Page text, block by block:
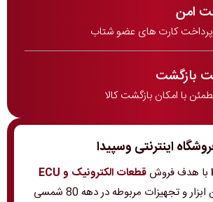
امن
کارت های عضو شتاب
بازگشت
با امکان بازگشت کالا
اینترنتی وسپیدا
با هدف فروش
قطعات الکترونیک و ECU
و همچنین ابزار و تجهیزات مربوطه در دهه 80 شمسی